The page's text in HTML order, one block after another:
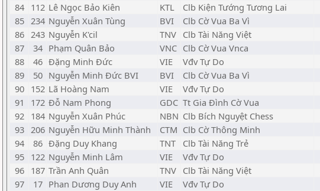
84 112 Lê Ngọc Bảo Kiên KTL Clb Kiện Tướng Tương Lai
85 234 Nguyễn Xuân Tùng BVI Clb Cờ Vua Ba Vì
86 243 Nguyễn K'cil TNV Clb Tài Năng Việt
87
34 Phạm Quân Bảo VNC Clb Cờ Vua Vnca
88
46 Đặng Minh Đức VIE Vđv Tự Do
89
50 Nguyễn Minh Đức BVI BVI Clb Cờ Vua Ba Vì
90 152 Lã Hoàng Nam VIE Vđv Tự Do
91
172 Đỗ Nam Phong GDC Tt Gia Đình Cờ Vua
92 184 Nguyễn Xuân Phúc NBN Clb Bích Nguyệt Chess
93 206 Nguyễn Hữu Minh Thành CTM Clb Cờ Thông Minh
94
86 Đặng Duy Khang TNT Clb Tài Năng Trẻ
95 122 Nguyễn Minh Lâm VIE Vđv Tự Do
96 187 Trần Anh Quân TNV Clb Tài Năng Việt
97
17 Phan Dương Duy Anh VIE Vđv Tự Do